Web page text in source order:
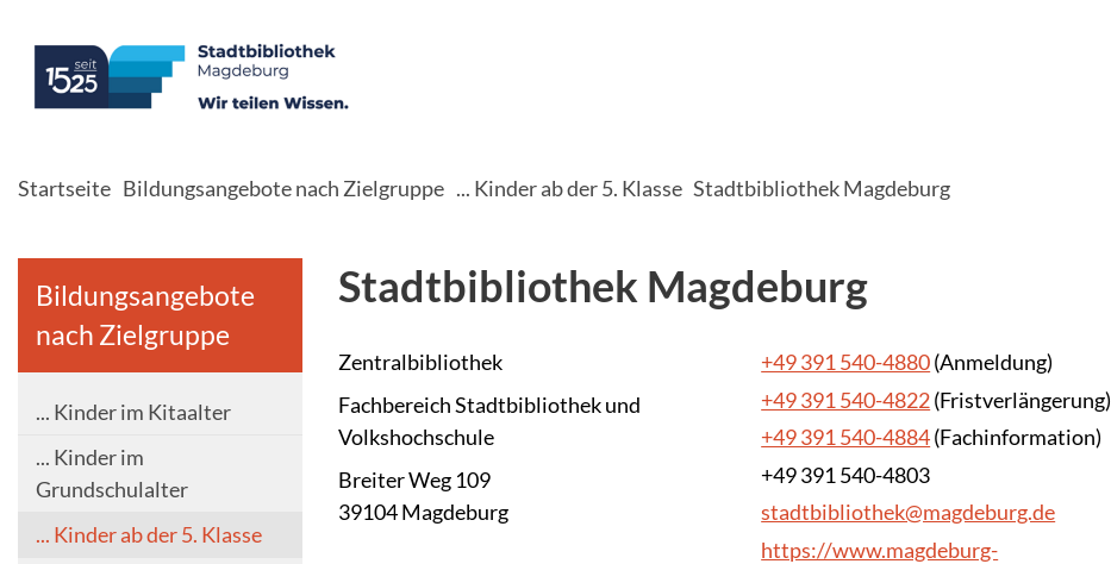
Startseite Bildungsangebote nach Zielgruppe ... Kinder ab der 5. Klasse Stadtbibliothek Magdeburg
Bildungsangebote
nach Zielgruppe
... Kinder im Kitaalter
... Kinder im
Grundschulalter
... Kinder ab der 5. Klasse
Stadtbibliothek Magdeburg
Zentralbibliothek
Fachbereich Stadtbibliothek und
Volkshochschule
Breiter Weg 109
39104 Magdeburg
+49 391 540-4880(Anmeldung)
+49 391 540-4822(Fristverlängerung)
+49 391 540-4884(Fachinformation)
+49 391 540-4803
stadtbibliothek@magdeburg.de
https://www.magdeburg-